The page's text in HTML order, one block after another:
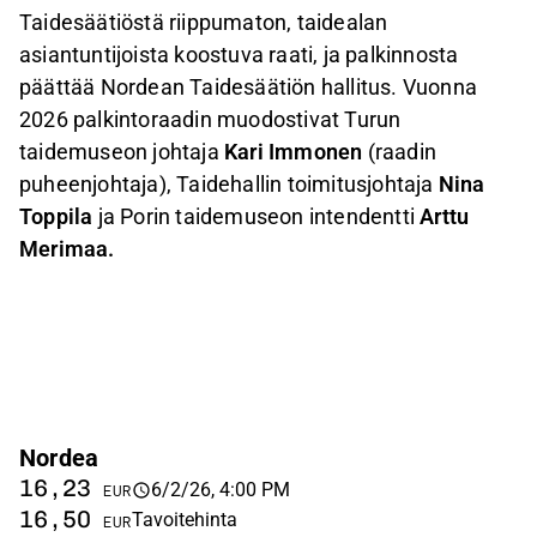
Taidesäätiöstä riippumaton, taidealan
asiantuntijoista koostuva raati, ja palkinnosta
päättää Nordean Taidesäätiön hallitus. Vuonna
2026 palkintoraadin muodostivat Turun
taidemuseon johtaja Kari Immonen (raadin
puheenjohtaja), Taidehallin toimitusjohtaja Nina
Toppila ja Porin taidemuseon intendenttiArttu
Merimaa.
Nordea
16,23 EUR 6/2/26, 4:00 PM
16,50 EURTavoitehinta